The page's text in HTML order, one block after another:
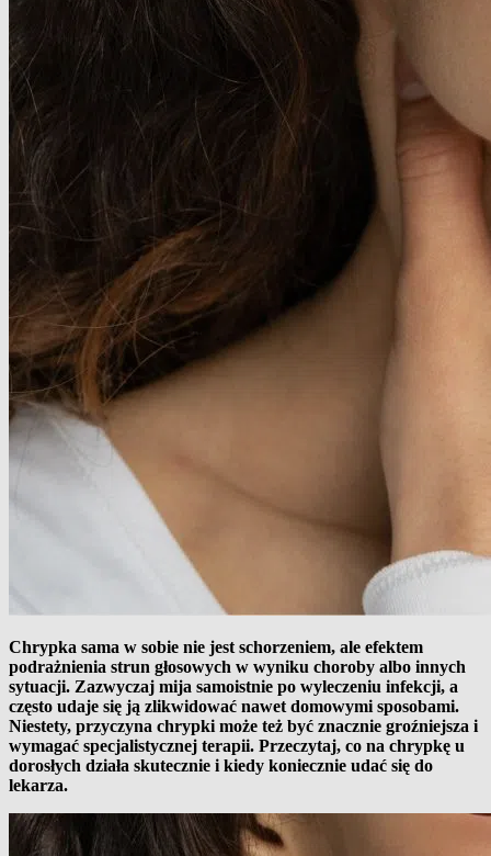
Chrypka sama w sobie nie jest schorzeniem, ale efektem
podrażnienia strun głosowych w wyniku choroby albo innych
sytuacji. Zazwyczaj mija samoistnie po wyleczeniu infekcji, a
często udaje się ją zlikwidować nawet domowymi sposobami.
Niestety, przyczyna chrypki może też być znacznie groźniejsza i
wymagać specjalistycznej terapii. Przeczytaj, co na chrypkę u
dorosłych działa skutecznie i kiedy koniecznie udać się do
lekarza.